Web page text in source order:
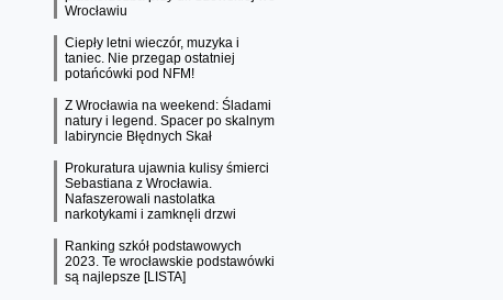
Wrocławiu
Ciepły letni wieczór, muzyka i
taniec. Nie przegap ostatniej
potańcówki pod NFM!
Z Wrocławia na weekend: Śladami
natury i legend. Spacer po skalnym
labiryncie Błędnych Skał
Prokuratura ujawnia kulisy śmierci
Sebastiana z Wrocławia.
Nafaszerowali nastolatka
narkotykami i zamknęli drzwi
Ranking szkół podstawowych
2023. Te wrocławskie podstawówki
są najlepsze [LISTA]